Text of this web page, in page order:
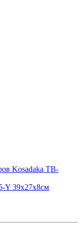
Kosadaka TB-
Y 39x27x8см